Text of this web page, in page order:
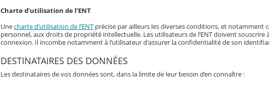
Charte d’utilisation de l’ENT
Unecharte d’utilisation de l’ENT précise par ailleurs les diverses conditions, et notamment
personnel, aux droits de propriété intellectuelle. Les utilisateurs de l’ENT doivent
connexion. Il incombe notamment à l’utilisateur d'assurer la confidentialité de son
DESTINATAIRES DES DONNÉES
Les destinataires de vos données sont, dans la limite de leur besoin d’en connaître :